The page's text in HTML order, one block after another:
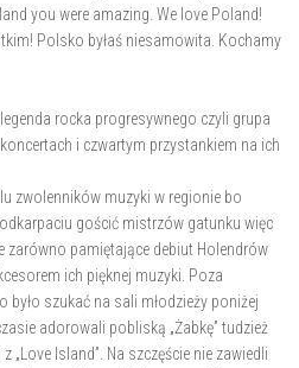
you were amazing. We love Poland!
Polsko byłaś niesamowita. Kochamy
rocka progresywnego czyli grupa
i czwartym przystankiem na ich
zwolenników muzyki w regionie bo
gościć mistrzów gatunku więc
zarówno pamiętające debiut Holendrów
ich pięknej muzyki. Poza
szukać na sali młodzieży poniżej
adorowali pobliską „Żabkę” tudzież
lsland”. Na szczęście nie zawiedli